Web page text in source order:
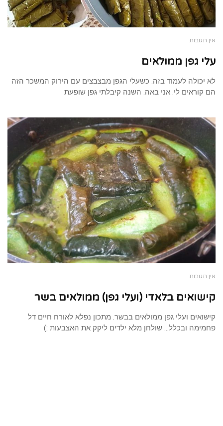
אין תגובות
עלי גפן ממולאים
לא יכולה לעמוד בזה. כשעלי הגפן מבצבצים עם הירוק המשכר הזה
הם קוראים לי. אני באה. השנה קיבלתי גפן שופעת
אין תגובות
קישואים בלאדי (ועלי גפן) ממולאים בשר
קישואים ועלי גפן ממולאים בבשר. מתכון נפלא לאורח חיים דל
פחמימה ובכלל... שולחן מלא ילדים ליקק את האצבעות :)